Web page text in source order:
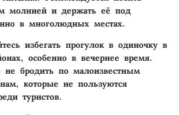
молнией и держать её под
в многолюдных местах.
избегать прогулок в одиночку в
особенно в вечернее время.
бродить по малоизвестным
которые не пользуются
туристов.